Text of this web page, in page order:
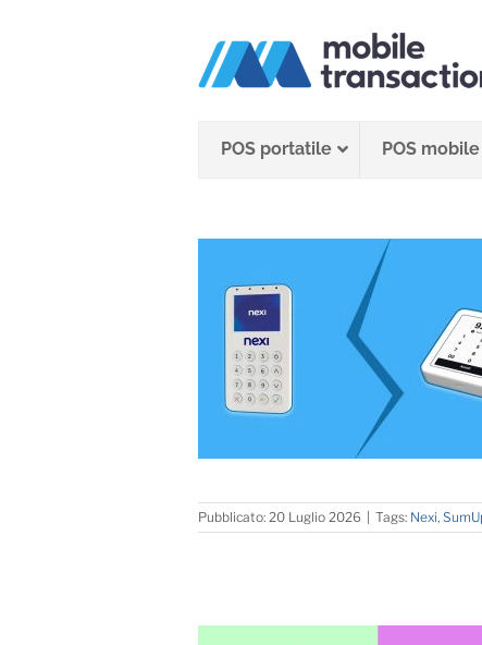
POS portatile POS mobile
Pubblicato: 20 Luglio 2026 Tags: Nexi,